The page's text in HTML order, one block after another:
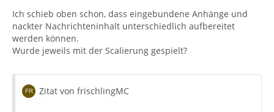
Ich schieb oben schon, dass eingebundene Anhänge und
nackter Nachrichteninhalt unterschiedlich aufbereitet
werden können.
Wurde jeweils mit der Scalierung gespielt?
Zitat von frischlingMC